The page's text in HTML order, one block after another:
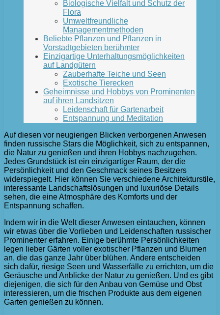
Biologische Vielfalt und Schutz der
Flora
Umweltfreundliche
Managementmethoden
Beliebte Pflanzen und Pflanzen in
Vorstadtgebieten berühmter
Einzigartige Unterhaltungsmöglichkeiten
auf Landgütern
Zauberhafte Teiche und Seen
Exotische Tierecken
Geheimnisse und Hobbys von Prominenten
auf ihren Landsitzen
Leidenschaft für Gartenarbeit
Entspannung und Meditation
Auf diesen vor neugierigen Blicken verborgenen Anwesen
finden russische Stars die Möglichkeit, sich zu entspannen,
die Natur zu genießen und ihren Hobbys nachzugehen.
Jedes Grundstück ist ein einzigartiger Raum, der die
Persönlichkeit und den Geschmack seines Besitzers
widerspiegelt. Hier können Sie verschiedene Architekturstile,
interessante Landschaftslösungen und luxuriöse Details
sehen, die eine Atmosphäre des Komforts und der
Entspannung schaffen.
Indem wir in die Welt dieser Anwesen eintauchen, können
wir etwas über die Vorlieben und Leidenschaften russischer
Prominenter erfahren. Einige berühmte Persönlichkeiten
legen lieber Gärten voller exotischer Pflanzen und Blumen
an, die das ganze Jahr über blühen. Andere entscheiden
sich dafür, riesige Seen und Wasserfälle zu errichten, um die
Geräusche und Anblicke der Natur zu genießen. Und es gibt
diejenigen, die sich für den Anbau von Gemüse und Obst
interessieren, um die frischen Produkte aus dem eigenen
Garten genießen zu können.